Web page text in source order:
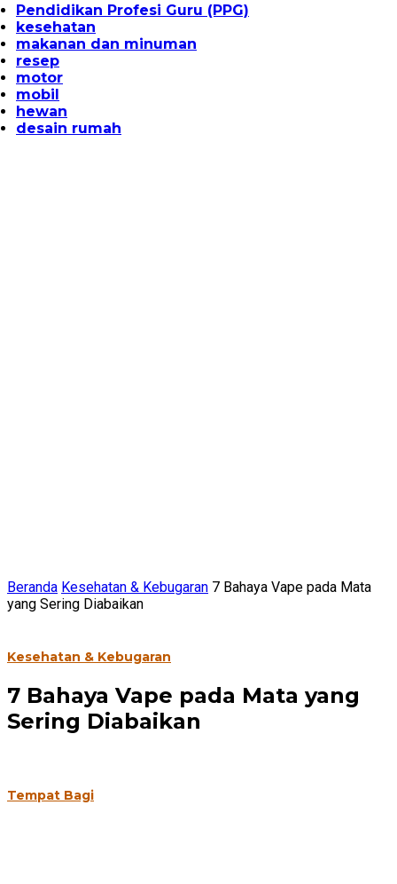
Pendidikan Profesi Guru (PPG)
kesehatan
makanan dan minuman
resep
motor
mobil
hewan
desain rumah
Beranda Kesehatan & Kebugaran 7 Bahaya Vape pada Mata
yang Sering Diabaikan
Kesehatan & Kebugaran
7 Bahaya Vape pada Mata yang
Sering Diabaikan
Tempat Bagi